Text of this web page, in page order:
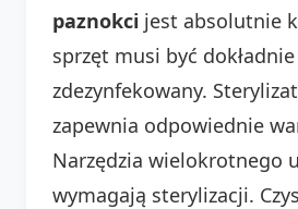
paznokci jest absolutnie
sprzęt musi być dokładnie
zdezynfekowany.
zapewnia odpowiednie
Narzędzia wielokrotnego
wymagają sterylizacji.